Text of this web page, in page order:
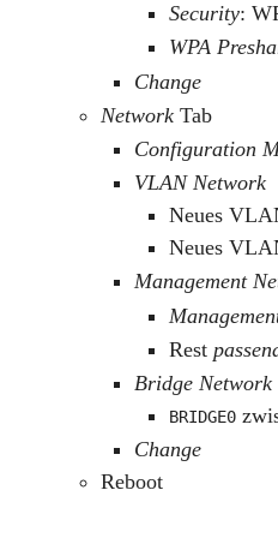
Security:
WPA
Change
Network Tab
Configuration
VLAN Network
Neues
Neues
Management
Rest
Bridge Network
BRIDGE0
Change
Reboot